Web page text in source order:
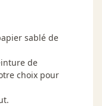
sablé de
de
choix pour